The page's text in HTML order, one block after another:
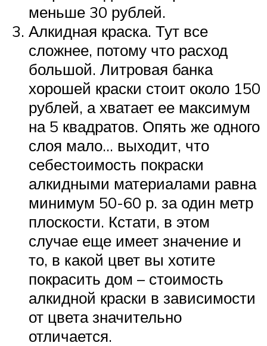
меньше 30 рублей.
Алкидная краска. Тут все
сложнее, потому что расход
большой. Литровая банка
хорошей краски стоит около 150
рублей, а хватает ее максимум
на 5 квадратов. Опять же одного
слоя мало… выходит, что
себестоимость покраски
алкидными материалами равна
минимум 50-60 р. за один метр
плоскости. Кстати, в этом
случае еще имеет значение и
то, в какой цвет вы хотите
покрасить дом – стоимость
алкидной краски в зависимости
от цвета значительно
отличается.